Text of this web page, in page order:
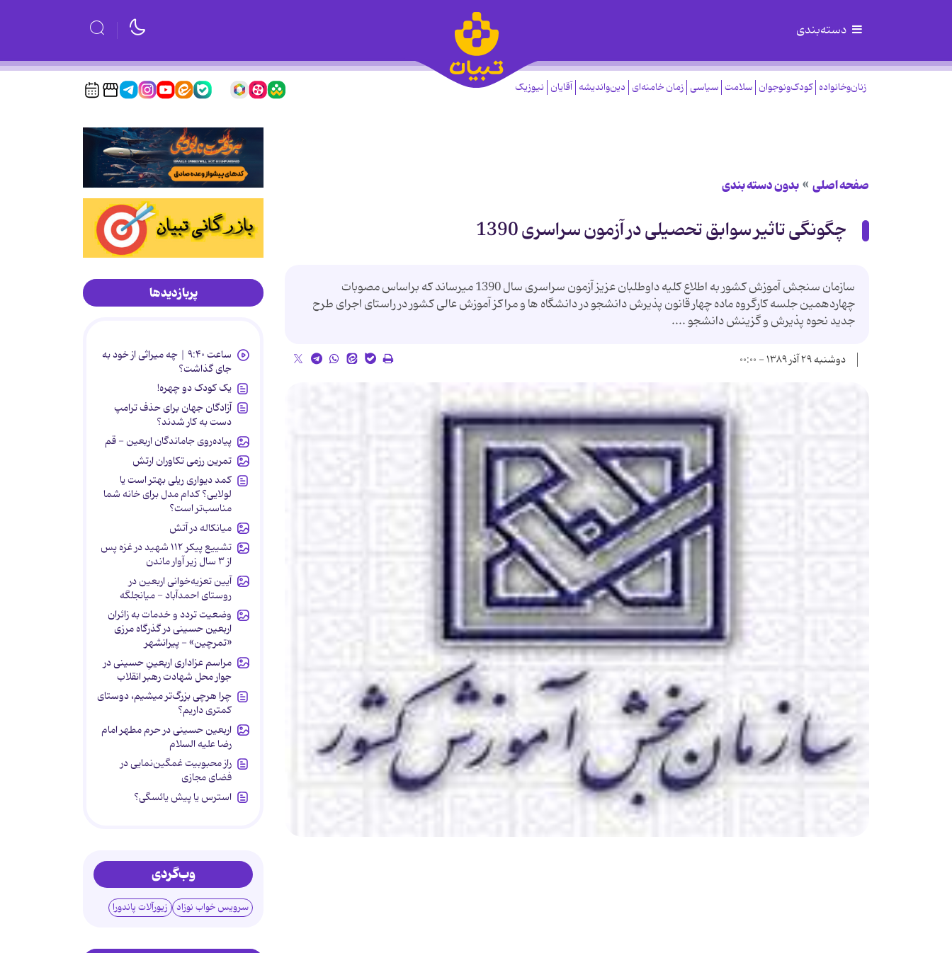
دسته‌بندی
زنان‌وخانواده کودک‌ونوجوان سلامت سیاسی زمان خامنه‌ای دین‌واندیشه آقایان نیوزیک
صفحه اصلی بدون دسته بندی
چگونگی تاثیر سوابق تحصیلی در آزمون سراسری 1390
سازمان سنجش آموزش کشور به اطلاع کلیه داوطلبان عزیز آزمون سراسری سال 1390 می­رساند که براساس مصوبات
چهاردهمین جلسه کارگروه ماده چهار قانون پذیرش دانشجو در دانشگاه ها و مراکز آموزش عالی کشور در راستای اجرای طرح
جدید نحوه پذیرش و گزینش دانشجو ....
دوشنبه ۲۹ آذر ۱۳۸۹ - ۰۰:۰۰
پربازدیدها
ساعت ۹:۴۰ | چه میراثی از خود به
جای گذاشت؟
یک کودک دو چهره!
آزادگان جهان برای حذف ترامپ
دست به کار شدند؟
پیاده‌روی جاماندگان اربعین - قم
تمرین رزمی تکاوران ارتش
کمد دیواری ریلی بهتر است یا
لولایی؟ کدام مدل برای خانه شما
مناسب‌تر است؟
میانکاله در آتش
تشییع پیکر ۱۱۲ شهید در غزه پس
از ۳ سال زیر آوار ماندن
آیین تعزیه‌خوانی اربعین در
روستای احمدآباد - میانجلگه
وضعیت تردد و خدمات به زائران
اربعین حسینی در گذرگاه مرزی
«تمرچین» - پیرانشهر
مراسم عزاداری اربعینِ حسینی در
جوار محل شهادت رهبر انقلاب
چرا هرچی بزرگ‌تر میشیم، دوستای
کمتری داریم؟
اربعین حسینی در حرم مطهر امام
رضا علیه السلام
راز محبوبیت غمگین‌نمایی در
فضای مجازی
استرس یا پیش یائسگی؟
وب‌گردی
سرویس خواب نوزاد زیورآلات پاندورا